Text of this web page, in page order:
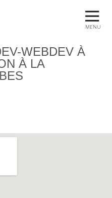
MENU
WEBDEV À
À LA